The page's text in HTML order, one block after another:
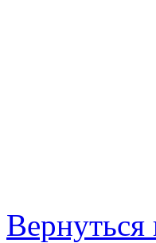
Вернуться